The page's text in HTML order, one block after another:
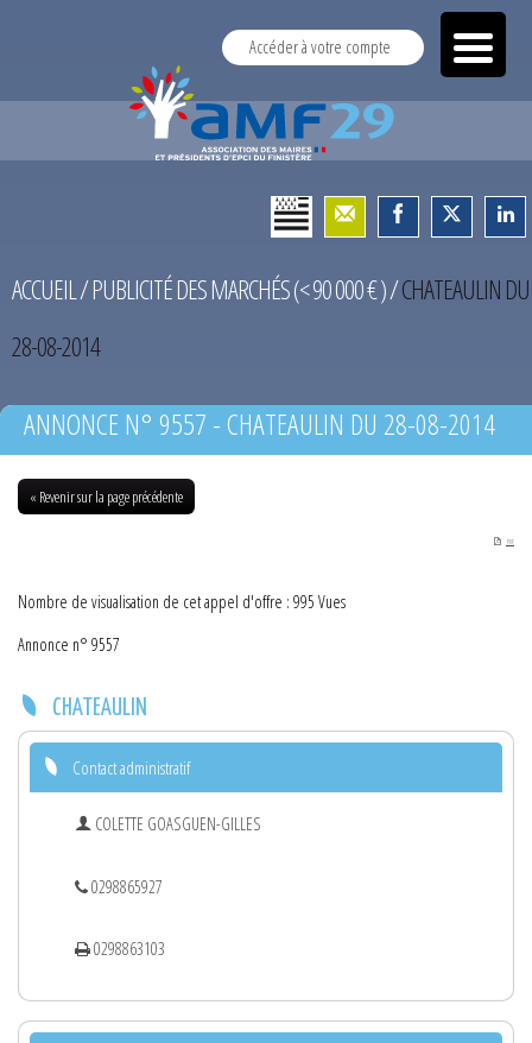
Accéder à votre compte
ACCUEIL/PUBLICITÉ DES MARCHÉS (< 90 000 € )/CHATEAULIN DU
28-08-2014
ANNONCE N° 9557 - CHATEAULIN DU 28-08-2014
« Revenir sur la page précédente
PDF
Nombre de visualisation de cet appel d'offre : 995 Vues
Annonce n° 9557
CHATEAULIN
Contact administratif
COLETTE GOASGUEN-GILLES
0298865927
0298863103